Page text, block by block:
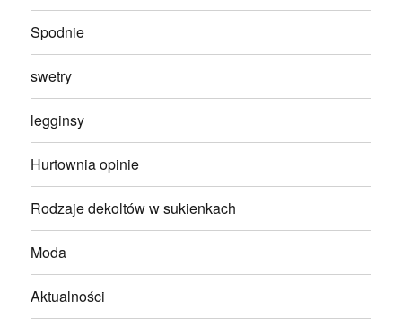
Spodnie
swetry
legginsy
Hurtownia opinie
Rodzaje dekoltów w sukienkach
Moda
Aktualności